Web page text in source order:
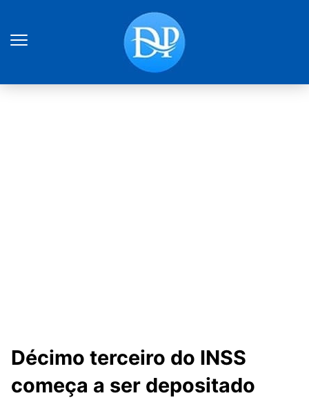
Décimo terceiro do INSS
começa a ser depositado